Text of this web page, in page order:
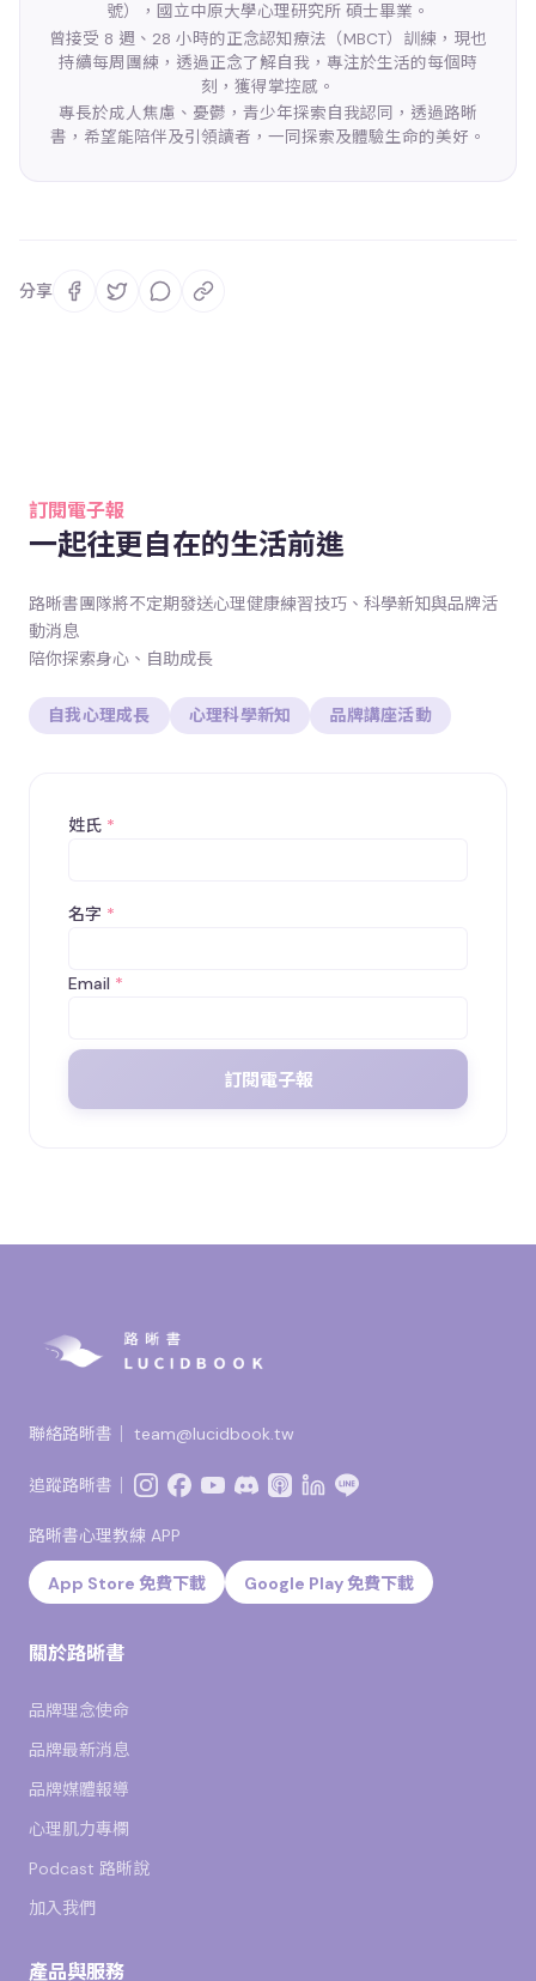
號），國立中原大學心理研究所 碩士畢業。
曾接受 8 週、28 小時的正念認知療法（MBCT）訓練，現也
持續每周團練，透過正念了解自我，專注於生活的每個時
刻，獲得掌控感。
專長於成人焦慮、憂鬱，青少年探索自我認同，透過路晰
書，希望能陪伴及引領讀者，一同探索及體驗生命的美好。
分享
訂閱電子報
一起往更自在的生活前進
路晰書團隊將不定期發送心理健康練習技巧、科學新知與品牌活
動消息
陪你探索身心、自助成長
自我心理成長 心理科學新知 品牌講座活動
姓氏 *
名字 *
Email *
訂閱電子報
聯絡路晰書｜ team@lucidbook.tw
追蹤路晰書｜
路晰書心理教練 APP
App Store 免費下載 Google Play 免費下載
關於路晰書
品牌理念使命
品牌最新消息
品牌媒體報導
心理肌力專欄
Podcast 路晰說
加入我們
產品與服務